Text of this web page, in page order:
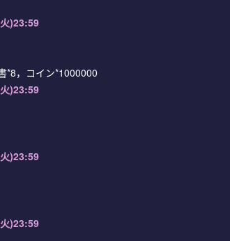
)23:59
*8，コイン*1000000
)23:59
)23:59
)23:59